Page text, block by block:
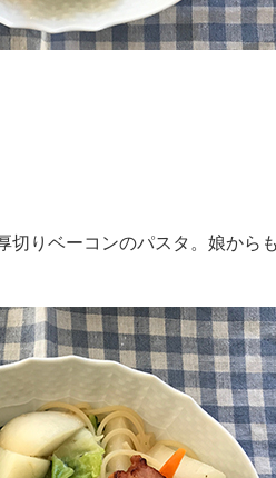
りベーコンのパスタ。娘から